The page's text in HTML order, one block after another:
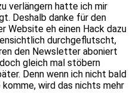
verlängern hatte ich mir
Deshalb danke für den
Website eh einen Hack dazu
durchgeflutscht,
den Newsletter aboniert
gleich mal stöbern
Denn wenn ich nicht bald
komme, wird das nichts mehr